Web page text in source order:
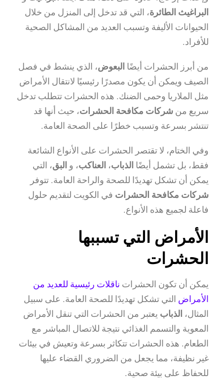
البراغيث الطائرة، التي قد تدخل إلى المنزل من خلال
الحيوانات الأليفة وتسبب العديد من المشاكل الصحية
للأفراد.
من أبرز الحشرات أيضًا البعوض، الذي ينشط في فصل
الصيف ويمكن أن يكون مصدرًا رئيسيًا لانتقال الأمراض
مثل الملاريا وحمى الضنك. هذه الحشرات تتطلب تدخل
سريع من شركات مكافحة الحشرات، حيث أنها قد
تنتشر بسرعة وتسبب خطرًا على الصحة العامة.
وفي الختام، لا تقتصر الحشرات على الأنواع الشائعة
فقط، بل تشمل أيضًا الذباب، العناكب، و البق، التي
يمكن أن تشكل تهديدًا للصحة والراحة العامة. تتوفر
شركات مكافحة الحشرات في الكويت لتقديم حلول
فاعلة لجميع هذه الأنواع.
الأمراض التي تسببها
الحشرات
يمكن أن تكون الحشرات ناقلات رئيسية للعديد من
الأمراض التي تشكل تهديدًا للصحة العامة. على سبيل
المثال، الذباب يعتبر من الحشرات التي تنقل الأمراض
المعوية والتسمم الغذائي نتيجة للاتصال المباشر مع
الطعام. هذه الحشرات تتكاثر بسرعة وتعيش في بيئات
غير نظيفة، مما يجعل من الضروري القضاء عليها
للحفاظ على بيئة صحية.